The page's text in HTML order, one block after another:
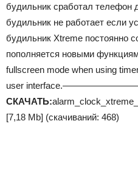
будильник сработал
будильник не работает если
будильник Xtreme постоянно
пополняется новыми
fullscreen mode when using
user
СКАЧАТЬ:
[7,18 Mb] (cкачиваний: 468)